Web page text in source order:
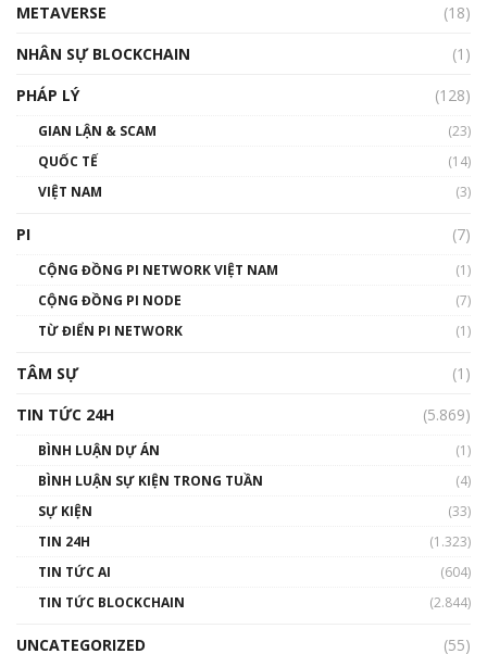
01:32:59
gió ấm
Talkshow 14: MemeCoin – Trò đùa tỷ đô
01:29:26
METAVERSE
(18)
NHÂN SỰ BLOCKCHAIN
(1)
PHÁP LÝ
(128)
GIAN LẬN & SCAM
(23)
QUỐC TẾ
(14)
VIỆT NAM
(3)
PI (7)
CỘNG ĐỒNG PI NETWORK VIỆT NAM
(1)
CỘNG ĐỒNG PI NODE
(7)
TỪ ĐIỂN PI NETWORK
(1)
TÂM SỰ
(1)
TIN TỨC 24H
(5.869)
BÌNH LUẬN DỰ ÁN
(1)
BÌNH LUẬN SỰ KIỆN TRONG TUẦN
(4)
SỰ KIỆN
(33)
TIN 24H
(1.323)
TIN TỨC AI
(604)
TIN TỨC BLOCKCHAIN
(2.844)
UNCATEGORIZED (55)